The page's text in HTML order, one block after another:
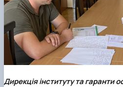
Дирекція інституту та гаранти